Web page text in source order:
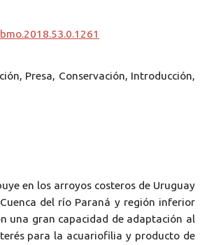
Presa, Conservación, Introducción,
en los arroyos costeros de Uruguay
del río Paraná y región inferior
una gran capacidad de adaptación al
para la acuariofilia y producto de